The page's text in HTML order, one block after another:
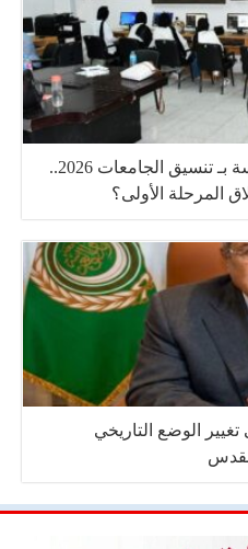
مؤشرات كليات الطب والهندسة بـ تنسيق الجامعات 2026..
المرحلة الأولى؟
الوضع التاريخي